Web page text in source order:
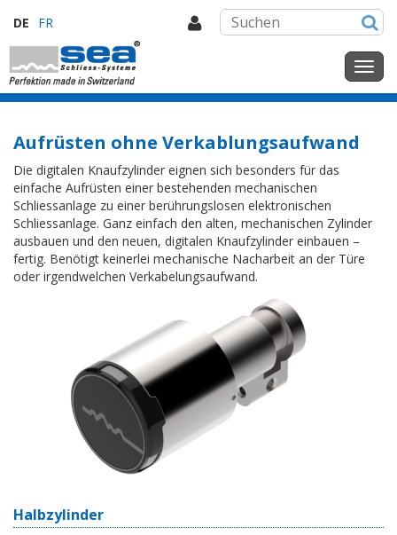
DE FR
Aufrüsten ohne Verkablungsaufwand
Die digitalen Knaufzylinder eignen sich besonders für das
einfache Aufrüsten einer bestehenden mechanischen
Schliessanlage zu einer berührungslosen elektronischen
Schliessanlage. Ganz einfach den alten, mechanischen Zylinder
ausbauen und den neuen, digitalen Knaufzylinder einbauen –
fertig. Benötigt keinerlei mechanische Nacharbeit an der Türe
oder irgendwelchen Verkabelungsaufwand.
Halbzylinder